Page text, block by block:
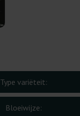
Type variëteit:
Bloeiwijze: